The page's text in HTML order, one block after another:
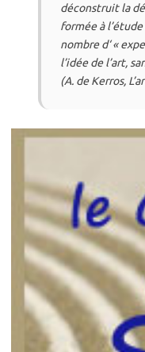
déconstruit la
formée à
nombre d‘ «
l’idée de l’art,
(A. de Kerros,